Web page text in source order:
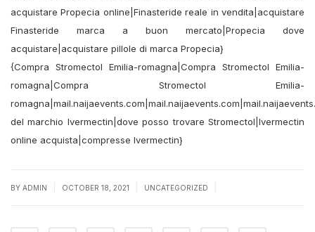
acquistare Propecia online|Finasteride reale in vendita|acquistare
Finasteride marca a buon mercato|Propecia dove
acquistare|acquistare pillole di marca Propecia}
{Compra Stromectol Emilia-romagna|Compra Stromectol Emilia-
romagna|Compra Stromectol Emilia-
del marchio Ivermectin|dove posso trovare Stromectol|Ivermectin
online acquista|compresse Ivermectin}
BY ADMIN OCTOBER 18, 2021 UNCATEGORIZED